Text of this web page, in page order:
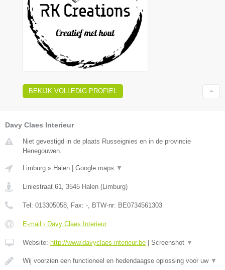
BEKIJK VOLLEDIG PROFIEL
Davy Claes Interieur
Niet gevestigd in de plaats Russeignies en in de provincie
Henegouwen.
Limburg » Halen Google maps ▼
Liniestraat 61, 3545 Halen (Limburg)
Tel: 013305058, Fax: -, BTW-nr: BE0734561303
E-mail › Davy Claes Interieur
Website: http://www.davyclaes-interieur.be Screenshot ▼
Wij voorzien een functioneel en hedendaagse oplossing voor uw ▼